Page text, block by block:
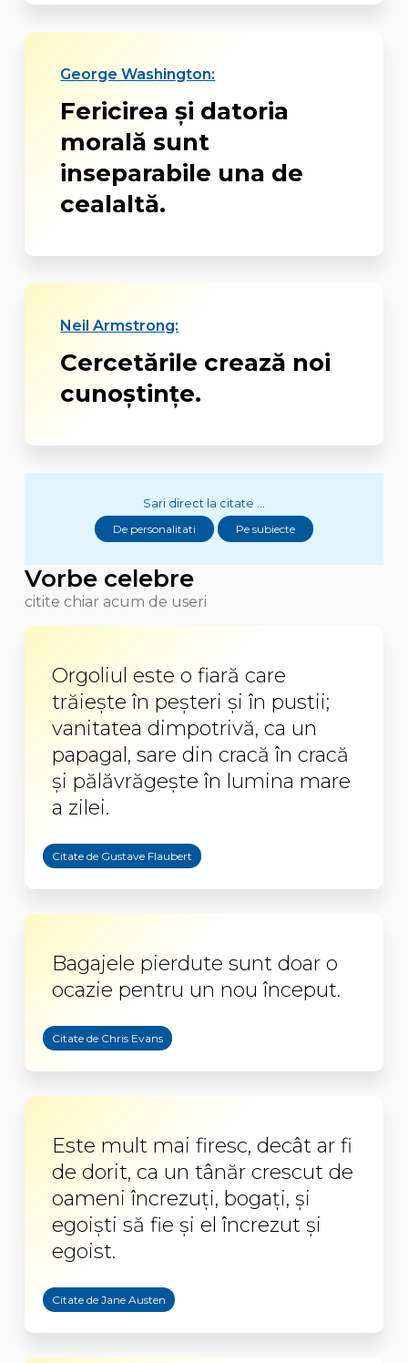
George Washington:
Fericirea şi datoria
morală sunt
inseparabile una de
cealaltă.
Neil Armstrong:
Cercetările crează noi
cunoştinţe.
Sari direct la citate ...
De personalitati Pe subiecte
Vorbe celebre
citite chiar acum de useri
Orgoliul este o fiară care
trăieşte în peşteri şi în pustii;
vanitatea dimpotrivă, ca un
papagal, sare din cracă în cracă
şi pălăvrăgeşte în lumina mare
a zilei.
Citate de Gustave Flaubert
Bagajele pierdute sunt doar o
ocazie pentru un nou început.
Citate de Chris Evans
Este mult mai firesc, decât ar fi
de dorit, ca un tânăr crescut de
oameni încrezuţi, bogaţi, şi
egoişti să fie şi el încrezut şi
egoist.
Citate de Jane Austen